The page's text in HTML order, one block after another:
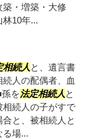
・増築・大修
10年...
相続人 と、遺言書
続人の配偶者、血
を法定相続人 と
相続人の子がすで
と、被相続人と
る場...